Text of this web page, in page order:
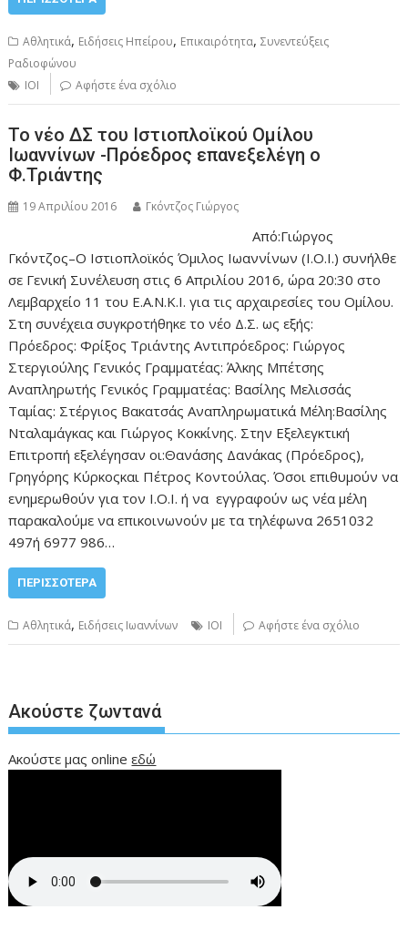
Αθλητικά, Ειδήσεις Ηπείρου, Επικαιρότητα,Συνεντεύξεις
Ραδιοφώνου
ΙΟΙ
Αφήστε ένα σχόλιο
Το νέο ΔΣ του Ιστιοπλοϊκού Ομίλου
Ιωαννίνων -Πρόεδρος επανεξελέγη ο
Φ.Τριάντης
19 Απριλίου 2016 Γκόντζος Γιώργος
Από:Γιώργος
Γκόντζος–Ο Ιστιοπλοϊκός Όμιλος Ιωαννίνων (Ι.Ο.Ι.) συνήλθε
σε Γενική Συνέλευση στις 6 Απριλίου 2016, ώρα 20:30 στο
Λεμβαρχείο 11 του Ε.Α.Ν.Κ.Ι. για τις αρχαιρεσίες του Ομίλου.
Στη συνέχεια συγκροτήθηκε το νέο Δ.Σ. ως εξής:
Πρόεδρος: Φρίξος Τριάντης Αντιπρόεδρος: Γιώργος
Στεργιούλης Γενικός Γραμματέας: Άλκης Μπέτσης
Αναπληρωτής Γενικός Γραμματέας: Βασίλης Μελισσάς
Ταμίας: Στέργιος Βακατσάς Αναπληρωματικά Μέλη:Βασίλης
Νταλαμάγκας και Γιώργος Κοκκίνης. Στην Εξελεγκτική
Επιτροπή εξελέγησαν οι:Θανάσης Δανάκας (Πρόεδρος),
Γρηγόρης Κύρκοςκαι Πέτρος Κοντούλας. Όσοι επιθυμούν να
ενημερωθούν για τον Ι.Ο.Ι. ή να εγγραφούν ως νέα μέλη
παρακαλούμε να επικοινωνούν με τα τηλέφωνα 2651032
497ή 6977 986…
ΠΕΡΙΣΣΌΤΕΡΑ
Αθλητικά, Ειδήσεις Ιωαννίνων ΙΟΙ Αφήστε ένα σχόλιο
Ακούστε ζωντανά
Ακούστε μας onlineεδώ